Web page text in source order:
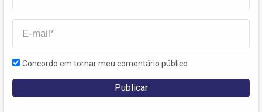
Concordo em tornar meu comentário público